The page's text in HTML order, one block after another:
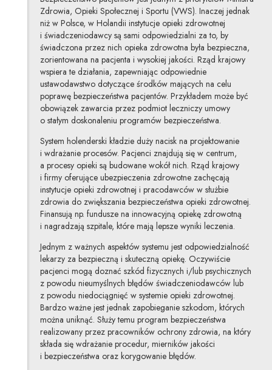
Zdrowia, Opieki Społecznej i Sportu (VWS). Inaczej jednak
niż w Polsce, w Holandii instytucje opieki zdrowotnej
i świadczeniodawcy są sami odpowiedzialni za to, by
świadczona przez nich opieka zdrowotna była bezpieczna,
zorientowana na pacjenta i wysokiej jakości. Rząd krajowy
wspiera te działania, zapewniając odpowiednie
ustawodawstwo dotyczące środków mających na celu
poprawę bezpieczeństwa pacjentów. Przykładem może być
obowiązek zawarcia przez podmiot leczniczy umowy
o stałym doskonaleniu programów bezpieczeństwa.
System holenderski kładzie duży nacisk na projektowanie
i wdrażanie procesów. Pacjenci znajdują się w centrum,
a procesy opieki są budowane wokół nich. Rząd krajowy
i firmy oferujące ubezpieczenia zdrowotne zachęcają
instytucje opieki zdrowotnej i pracodawców w służbie
zdrowia do zwiększania bezpieczeństwa opieki zdrowotnej.
Finansują np. fundusze na innowacyjną opiekę zdrowotną
i nagradzają szpitale, które mają lepsze wyniki leczenia.
Jednym z ważnych aspektów systemu jest odpowiedzialność
lekarzy za bezpieczną i skuteczną opiekę. Oczywiście
pacjenci mogą doznać szkód fizycznych i/lub psychicznych
z powodu nieumyślnych błędów świadczeniodawców lub
z powodu niedociągnięć w systemie opieki zdrowotnej.
Bardzo ważne jest jednak zapobieganie szkodom, których
można uniknąć. Służy temu program bezpieczeństwa
realizowany przez pracowników ochrony zdrowia, na który
składa się wdrażanie procedur, mierników jakości
i bezpieczeństwa oraz korygowanie błędów.